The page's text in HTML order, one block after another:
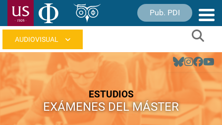
Pasar
Pub. PDI
Navegación
principal
ESTUDIOS
EXÁMENES DEL MÁSTER